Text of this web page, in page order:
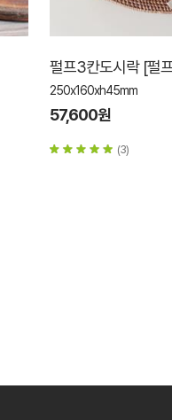
펄프3칸도시락 [펄
250x160xh45mm
57,600원
(3)